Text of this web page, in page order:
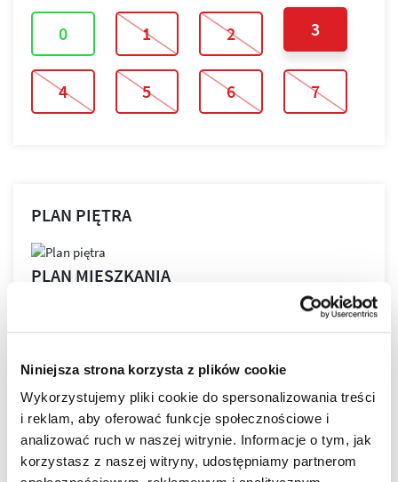
Niniejsza strona korzysta z plików cookie
Wykorzystujemy pliki cookie do spersonalizowania treści
i reklam, aby oferować funkcje społecznościowe i
analizować ruch w naszej witrynie. Informacje o tym, jak
korzystasz z naszej witryny, udostępniamy partnerom
0 1 2 3
4 5 6 7
PLAN PIĘTRA
PLAN MIESZKANIA
LOKALIZACJA
Bella Dolina to nasze drugie, realizowane kompleksowo,
a zarazem całkowicie od podstaw osiedle w Rzeszowie.